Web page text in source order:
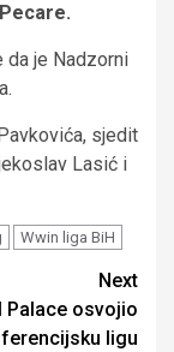
da je Nadzorni
sjedit
Lasić i
Wwin liga BiH
Next
Palace osvojio
ligu